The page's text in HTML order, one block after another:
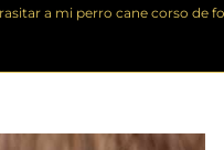
a mi perro cane corso de